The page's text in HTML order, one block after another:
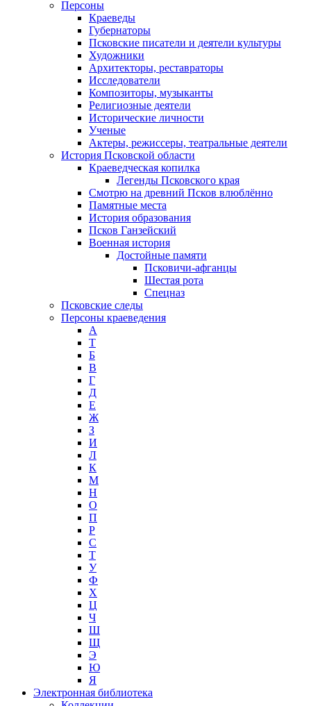
Персоны
Краеведы
Губернаторы
Псковские писатели и деятели культуры
Художники
Архитекторы, реставраторы
Исследователи
Композиторы, музыканты
Религиозные деятели
Исторические личности
Ученые
Актеры, режиссеры, театральные деятели
История Псковской области
Краеведческая копилка
Легенды Псковского края
Смотрю на древний Псков влюблённо
Памятные места
История образования
Псков Ганзейский
Военная история
Достойные памяти
Псковичи-афганцы
Шестая рота
Спецназ
Псковские следы
Персоны краеведения
А
T
Б
В
Г
Д
Е
Ж
З
И
Л
К
М
Н
О
П
Р
С
Т
У
Ф
Х
Ц
Ч
Ш
Щ
Э
Ю
Я
Электронная библиотека